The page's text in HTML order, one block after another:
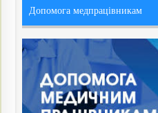
Допомога медпрацівникам